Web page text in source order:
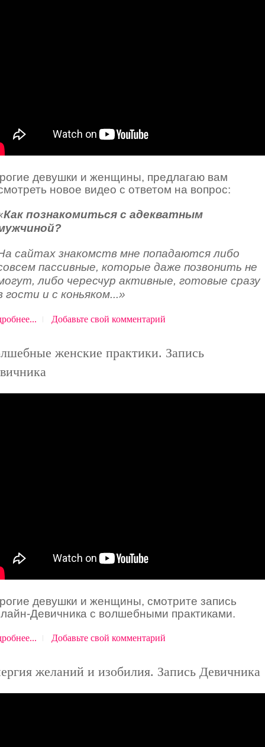
девушки и женщины, предлагаю вам
новое видео с ответом на вопрос:
Как познакомиться с адекватным
сайтах знакомств мне попадаются либо
пассивные, которые даже позвонить не
либо чересчур активные, готовые сразу
гости и с коньяком...»
Добавьте свой комментарий
женские практики. Запись
девушки и женщины, смотрите запись
Девичника с волшебными практиками.
Добавьте свой комментарий
желаний и изобилия. Запись Девичника